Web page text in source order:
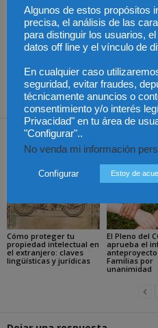
El número de parados
aumenta en 365.900
personas en el primer
trimestre, hasta los 5,639
millones
Artículos relacionados
Cómo proteger tu
propiedad intelectual en
el extranjero: claves
lingüísticas y jurídicas
El Pleno del
aprueba el
Familias por
unanimidad
Algunos de estos propósitos
precisa, el análisis de las
para distinguir los usuarios,
datos off line y el vínculo de
En cualquier caso
seguridad, evitar fraudes,
técnicamente anuncios o
consentimiento y/o interés
Privacidad" en tu área de
"Configurar"..
No venda mi información
Configurar Estoy de